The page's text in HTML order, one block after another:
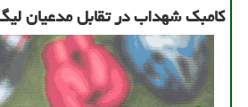
كامبك شهداب در تقابل مدعیان